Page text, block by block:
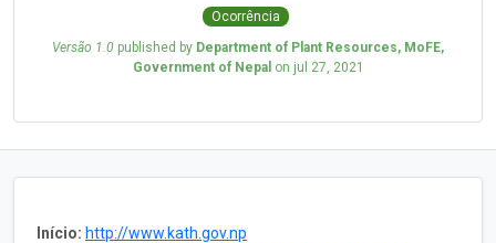
Ocorrência
Versão 1.0 published by Department of Plant Resources, MoFE,
Government of Nepal on jul 27, 2021
Início: http://www.kath.gov.np